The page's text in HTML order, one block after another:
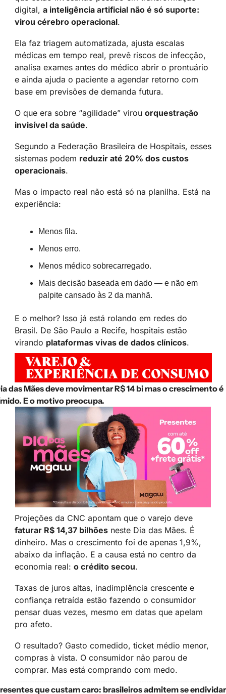
digital, a inteligência artificial não é só suporte:
virou cérebro operacional.
Ela faz triagem automatizada, ajusta escalas
médicas em tempo real, prevê riscos de infecção,
analisa exames antes do médico abrir o prontuário
e ainda ajuda o paciente a agendar retorno com
base em previsões de demanda futura.
O que era sobre “agilidade” virou orquestração
invisível da saúde.
Segundo a Federação Brasileira de Hospitais, esses
sistemas podem reduzir até 20% dos custos
operacionais.
Mas o impacto real não está só na planilha. Está na
experiência:
Menos fila.
Menos erro.
Menos médico sobrecarregado.
Mais decisão baseada em dado — e não em
palpite cansado às 2 da manhã.
E o melhor? Isso já está rolando em redes do
Brasil. De São Paulo a Recife, hospitais estão
virando plataformas vivas de dados clínicos.
das Mães deve movimentar R$ 14 bi mas o crescimento é
E o motivo preocupa.
Projeções da CNC apontam que o varejo deve
faturar R$ 14,37 bilhões neste Dia das Mães. É
dinheiro. Mas o crescimento foi de apenas 1,9%,
abaixo da inflação. E a causa está no centro da
economia real: o crédito secou.
Taxas de juros altas, inadimplência crescente e
confiança retraída estão fazendo o consumidor
pensar duas vezes, mesmo em datas que apelam
pro afeto.
O resultado? Gasto comedido, ticket médio menor,
compras à vista. O consumidor não parou de
comprar. Mas está comprando com medo.
que custam caro: brasileiros admitem se endividar